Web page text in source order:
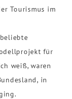
Tourismus im
für
weiß, waren
in